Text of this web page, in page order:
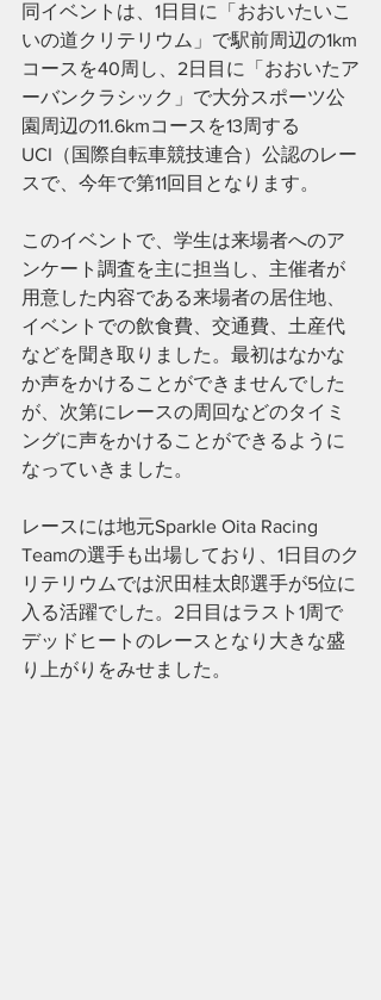
同イベントは、1日目に「おおいたいこ
いの道クリテリウム」で駅前周辺の1km
コースを40周し、2日目に「おおいたア
ーバンクラシック」で大分スポーツ公
園周辺の11.6kmコースを13周する
UCI（国際自転車競技連合）公認のレー
スで、今年で第11回目となります。
このイベントで、学生は来場者へのア
ンケート調査を主に担当し、主催者が
用意した内容である来場者の居住地、
イベントでの飲食費、交通費、土産代
などを聞き取りました。最初はなかな
か声をかけることができませんでした
が、次第にレースの周回などのタイミ
ングに声をかけることができるように
なっていきました。
レースには地元Sparkle Oita Racing
Teamの選手も出場しており、1日目のク
リテリウムでは沢田桂太郎選手が5位に
入る活躍でした。2日目はラスト1周で
デッドヒートのレースとなり大きな盛
り上がりをみせました。